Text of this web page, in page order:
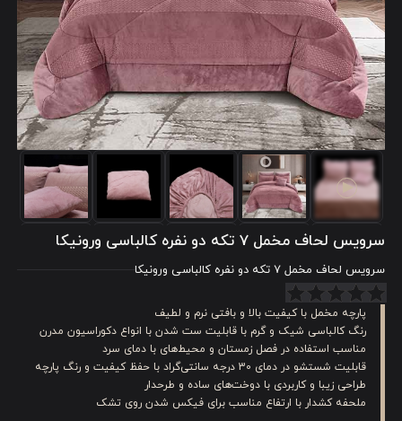
سرویس لحاف مخمل 7 تکه دو نفره کالباسی ورونیکا
سرویس لحاف مخمل 7 تکه دو نفره کالباسی ورونیکا
پارچه مخمل با کیفیت بالا و بافتی نرم و لطیف
رنگ کالباسی شیک و گرم با قابلیت ست شدن با انواع دکوراسیون‌ مدرن
مناسب استفاده در فصل زمستان و محیط‌های با دمای سرد
قابلیت شستشو در دمای 30 درجه سانتی‌گراد با حفظ کیفیت و رنگ پارچه
طراحی زیبا و کاربردی با دوخت‌های ساده و طرحدار
ملحفه کشدار با ارتفاع مناسب برای فیکس شدن روی تشک